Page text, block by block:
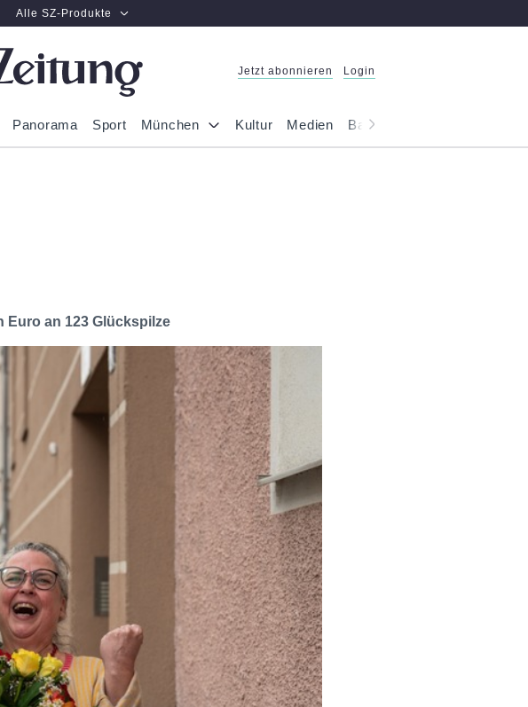
Alle SZ-Produkte
Jetzt abonnieren Login
Panorama Sport München Kultur Medien Bayern
Euro an 123 Glückspilze